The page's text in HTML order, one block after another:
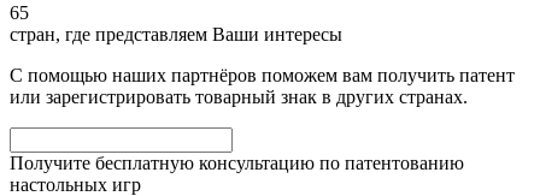
65
стран, где представляем Ваши интересы
С помощью наших партнёров поможем вам получить патент
или зарегистрировать товарный знак в других странах.
Получите бесплатную консультацию по патентованию
настольных игр